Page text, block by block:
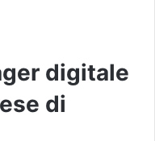
digitale
di